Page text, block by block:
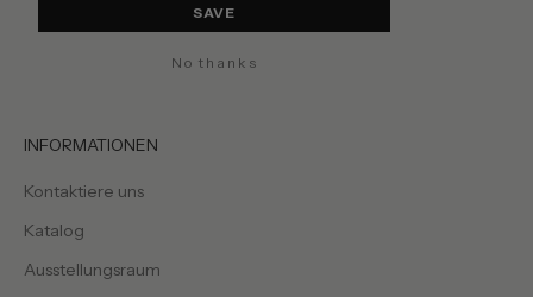
SAVE
No thanks
INFORMATIONEN
Kontaktiere uns
Katalog
Ausstellungsraum